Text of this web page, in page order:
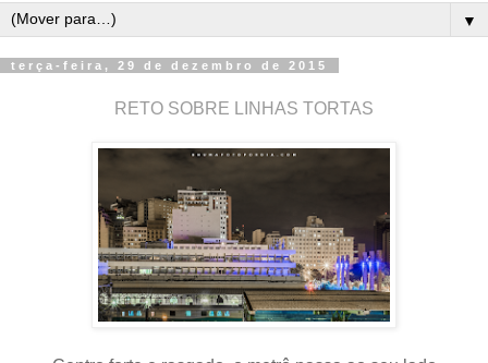
▼
terça-feira, 29 de dezembro de 2015
RETO SOBRE LINHAS TORTAS